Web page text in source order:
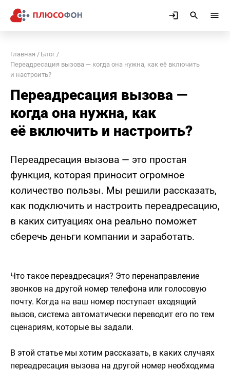
Главная
Блог
Переадресация вызова — когда она нужна, как её включить
и настроить?
Переадресация вызова —
когда она нужна, как
её включить и настроить?
Переадресация вызова — это простая
функция, которая приносит огромное
количество пользы. Мы решили рассказать,
как подключить и настроить переадресацию,
в каких ситуациях она реально поможет
сберечь деньги компании и заработать.
Что такое переадресация? Это перенаправление
звонков на другой номер телефона или голосовую
почту. Когда на ваш номер поступает входящий
вызов, система автоматически переводит его по тем
сценариям, которые вы задали.
В этой статье мы хотим рассказать, в каких случаях
переадресация вызова на другой номер необходима